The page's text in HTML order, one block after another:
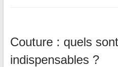
Couture : quels
indispensables ?